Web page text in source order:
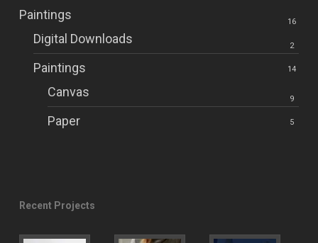
Paintings 16
Digital Downloads 2
Paintings 14
Canvas 9
Paper 5
Recent Projects